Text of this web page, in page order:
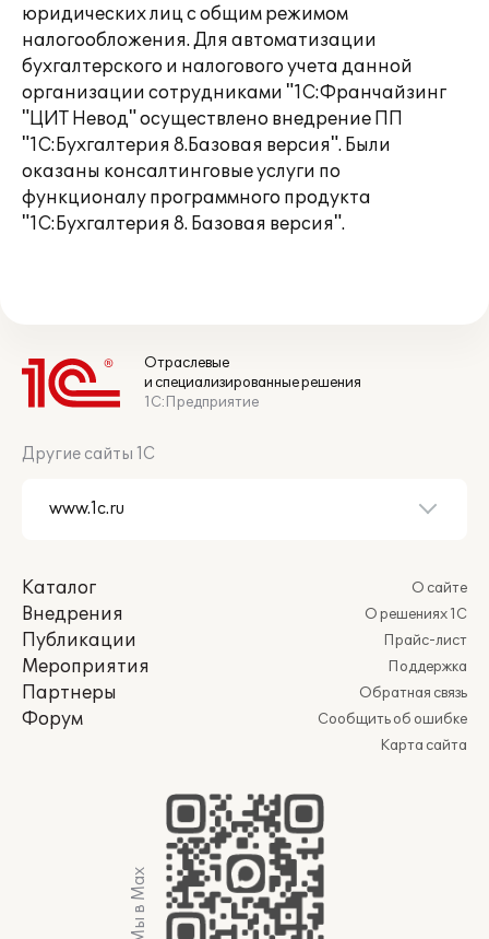
юридических лиц с общим режимом
налогообложения. Для автоматизации
бухгалтерского и налогового учета данной
организации сотрудниками "1С:Франчайзинг
"ЦИТ Невод" осуществлено внедрение ПП
"1С:Бухгалтерия 8.Базовая версия". Были
оказаны консалтинговые услуги по
функционалу программного продукта
"1С:Бухгалтерия 8. Базовая версия".
Отраслевые
и специализированные решения
1С:Предприятие
Другие сайты 1С
Каталог
Внедрения
Публикации
Мероприятия
Партнеры
Форум
О сайте
О решениях 1С
Прайс-лист
Поддержка
Обратная связь
Сообщить об ошибке
Карта сайта
Мы в Max